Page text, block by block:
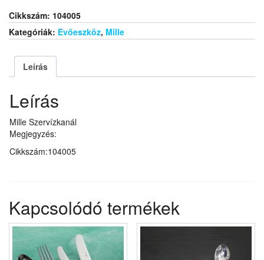
Cikkszám: 104005
Kategóriák: Evőeszköz, Mille
Leírás
Leírás
Mille Szervízkanál
Megjegyzés:
Cikkszám:104005
Kapcsolódó termékek